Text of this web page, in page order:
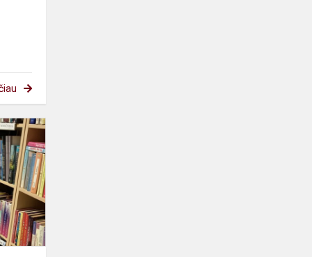
Kartu
verskime
knygos
lapus